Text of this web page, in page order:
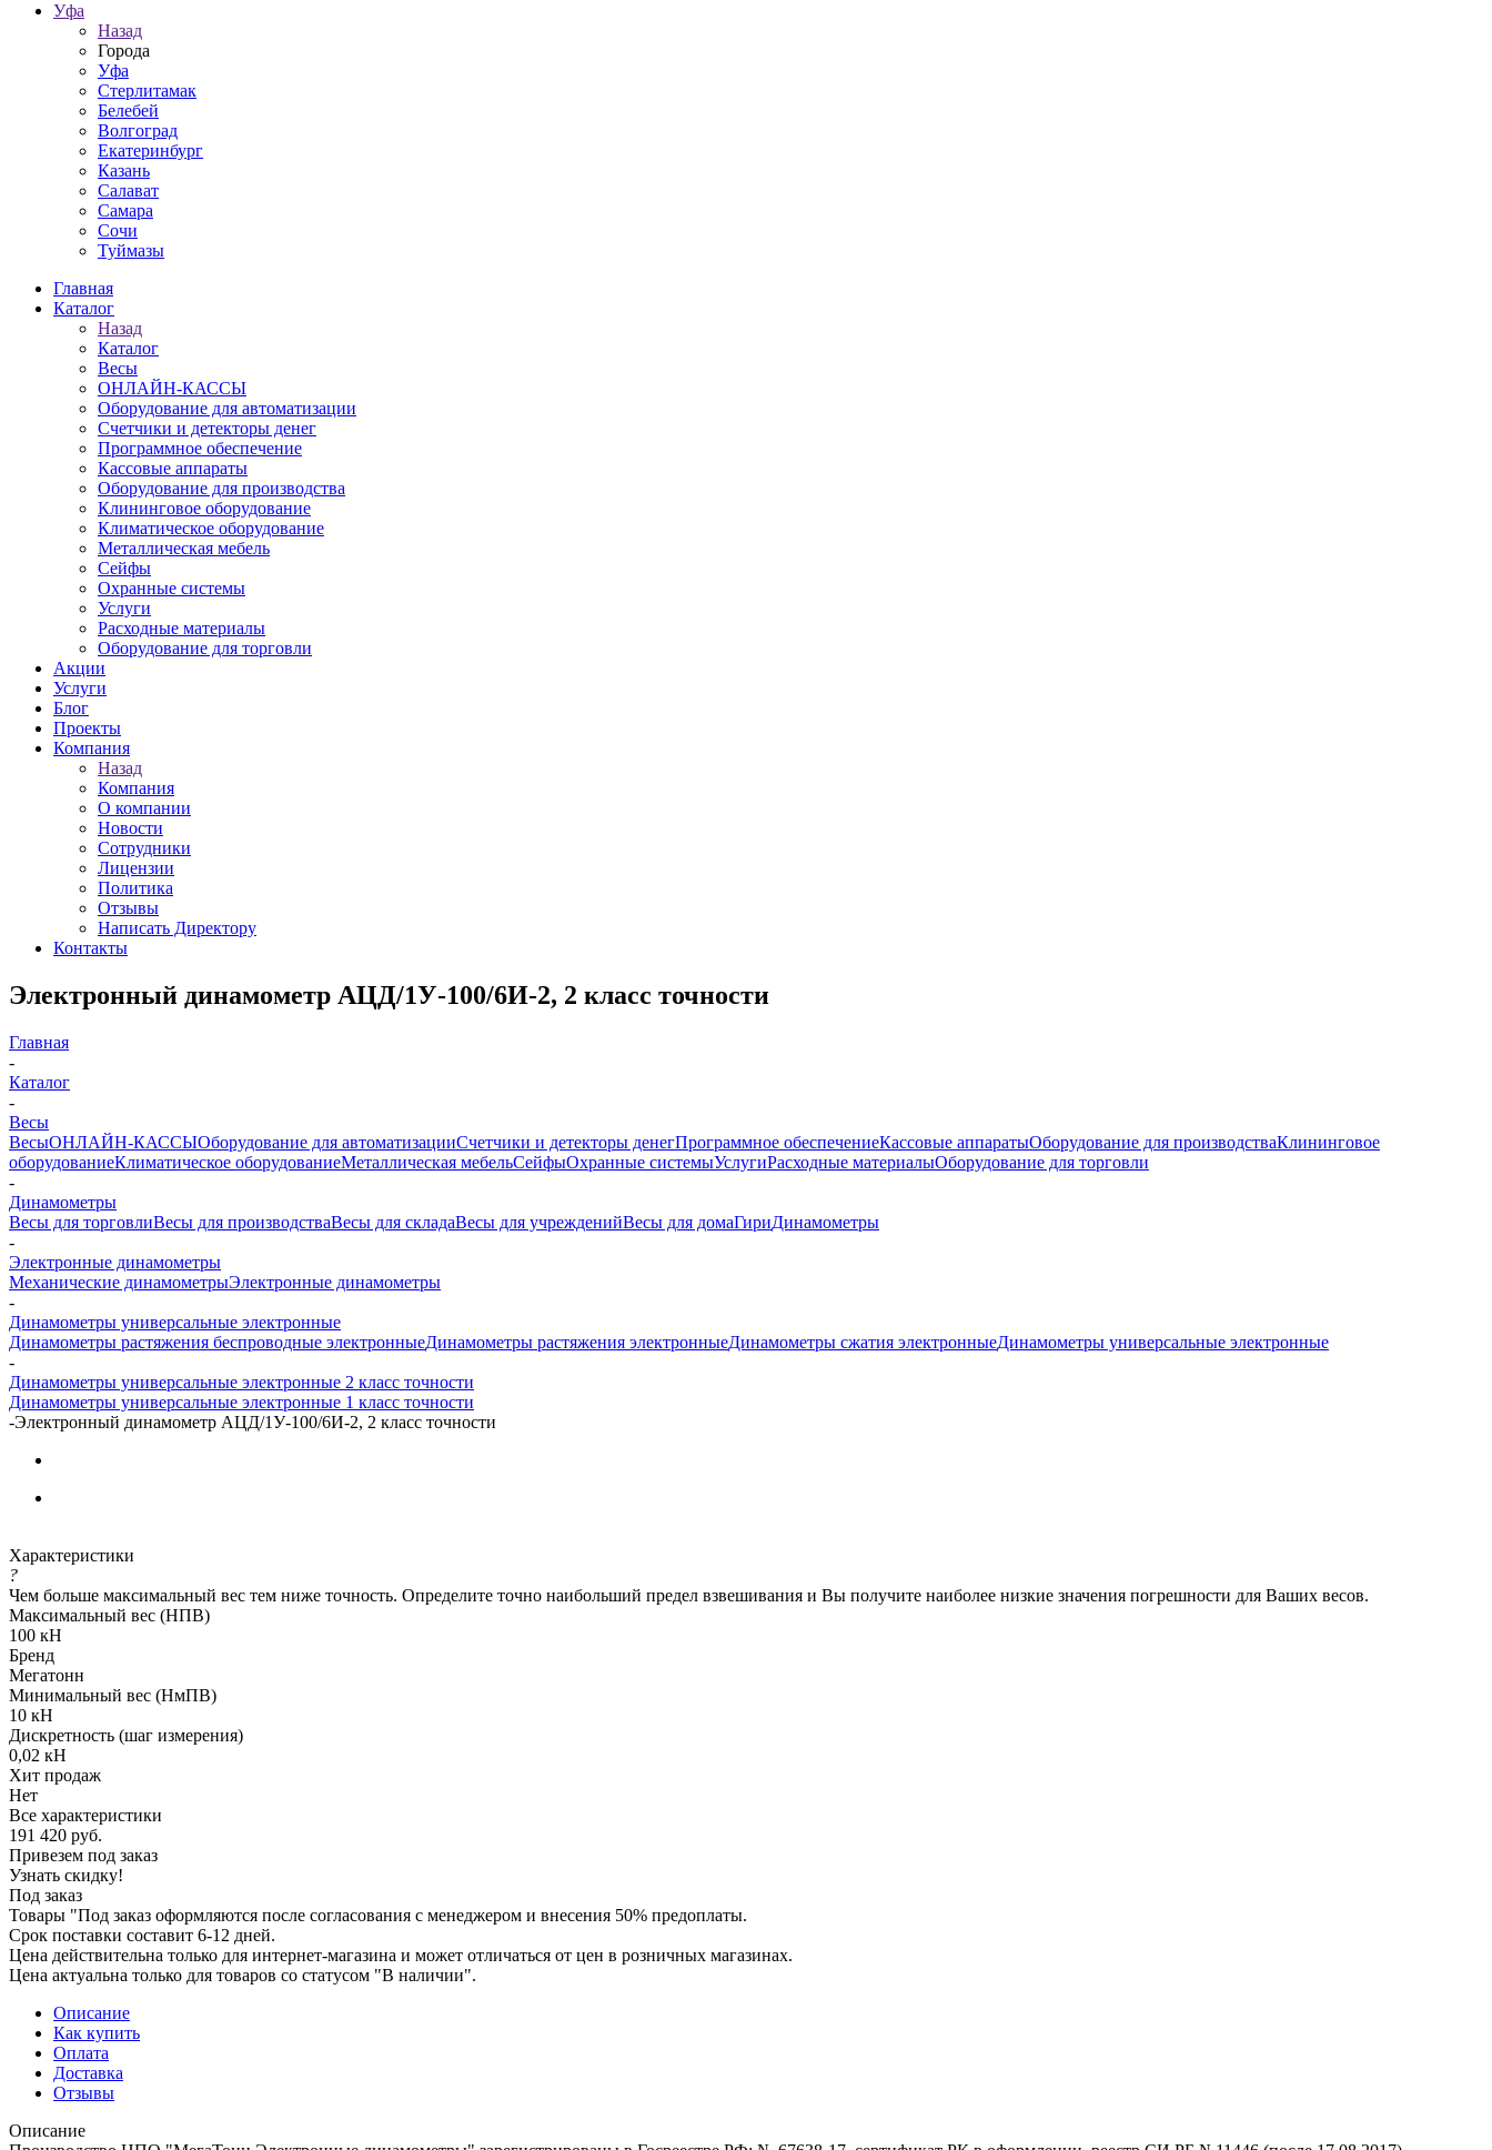
Уфа
Назад
Города
Уфа
Стерлитамак
Белебей
Волгоград
Екатеринбург
Казань
Салават
Самара
Сочи
Туймазы
Главная
Каталог
Назад
Каталог
Весы
ОНЛАЙН-КАССЫ
Оборудование для автоматизации
Счетчики и детекторы денег
Программное обеспечение
Кассовые аппараты
Оборудование для производства
Клининговое оборудование
Климатическое оборудование
Металлическая мебель
Сейфы
Охранные системы
Услуги
Расходные материалы
Оборудование для торговли
Акции
Услуги
Блог
Проекты
Компания
Назад
Компания
О компании
Новости
Сотрудники
Лицензии
Политика
Отзывы
Написать Директору
Контакты
Электронный динамометр АЦД/1У-100/6И-2, 2 класс точности
Главная
-
Каталог
-
Весы
ВесыОНЛАЙН-КАССЫОборудование для автоматизацииСчетчики и детекторы денегПрограммное обеспечениеКассовые аппаратыОборудование для производстваКлининговое
оборудованиеКлиматическое оборудованиеМеталлическая мебельСейфыОхранные системыУслугиРасходные материалыОборудование для торговли
-
Динамометры
Весы для торговлиВесы для производстваВесы для складаВесы для учрежденийВесы для домаГириДинамометры
-
Электронные динамометры
Механические динамометрыЭлектронные динамометры
-
Динамометры универсальные электронные
Динамометры растяжения беспроводные электронныеДинамометры растяжения электронныеДинамометры сжатия электронныеДинамометры универсальные электронные
-
Динамометры универсальные электронные 2 класс точности
Динамометры универсальные электронные 1 класс точности
-Электронный динамометр АЦД/1У-100/6И-2, 2 класс точности
Характеристики
?
Чем больше максимальный вес тем ниже точность. Определите точно наибольший предел взвешивания и Вы получите наиболее низкие значения погрешности для Ваших весов.
Максимальный вес (НПВ)
100 кН
Бренд
Мегатонн
Минимальный вес (НмПВ)
10 кН
Дискретность (шаг измерения)
0,02 кН
Хит продаж
Нет
Все характеристики
191 420 руб.
Привезем под заказ
Узнать скидку!
Под заказ
Товары "Под заказ оформляются после согласования с менеджером и внесения 50% предоплаты.
Срок поставки составит 6-12 дней.
Цена действительна только для интернет-магазина и может отличаться от цен в розничных магазинах.
Цена актуальна только для товаров со статусом "В наличии".
Описание
Как купить
Оплата
Доставка
Отзывы
Описание